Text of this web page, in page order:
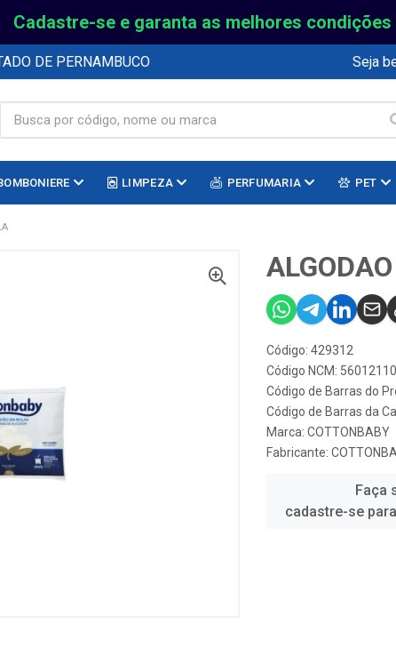
Cadastre-se e garanta as melhores
DE PERNAMBUCO Seja
LIMPEZA PERFUMARIA PET
Código: 429312
Código NCM: 56012110
Código de Barras do
Código de Barras da
Marca: COTTONBABY
Fabricante:
Faça
cadastre-se